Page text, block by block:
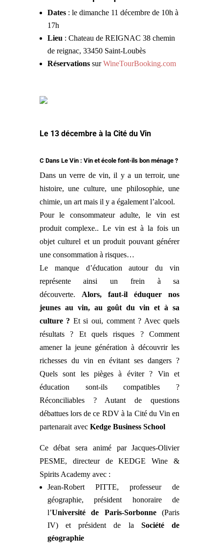
Dates: le dimanche 11 décembre de 10h à
17h
Lieu : Chateau de REIGNAC 38 chemin
de reignac, 33450 Saint-Loubès
Réservationssur WineTourBooking.com
Le 13 décembre à la Cité du Vin
C Dans Le Vin : Vin et école font-ils bon ménage ?
Dans un verre de vin, il y a un terroir, une
histoire, une culture, une philosophie, une
chimie, un art mais il y a également l’alcool.
Pour le consommateur adulte, le vin est
produit complexe.. Le vin est à la fois un
objet culturel et un produit pouvant générer
une consommation à risques…
Le manque d’éducation autour du vin
représente ainsi un frein à sa
découverte. Alors, faut-il éduquer nos
jeunes au vin, au goût du vin et à sa
culture ? Et si oui, comment ? Avec quels
résultats ? Et quels risques ? Comment
amener la jeune génération à découvrir les
richesses du vin en évitant ses dangers ?
Quels sont les pièges à éviter ? Vin et
éducation sont-ils compatibles ?
Réconciliables ? Autant de questions
débattues lors de ce RDV à la Cité du Vin en
partenarait avec Kedge Business School
Ce débat sera animé par Jacques-Olivier
PESME, directeur de KEDGE Wine &
Spirits Academy avec :
Jean-Robert PITTE, professeur de
géographie, président honoraire de
l’Université de Paris-Sorbonne(Paris
IV) et président de laSociété de
géographie